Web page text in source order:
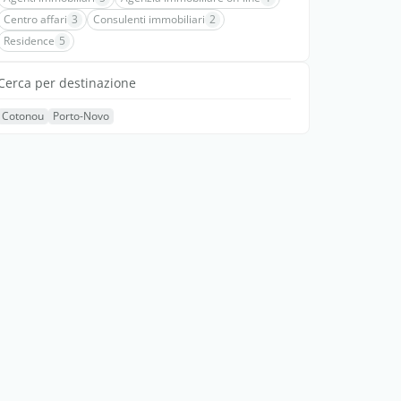
Centro affari 3 Consulenti immobiliari 2
Residence 5
per destinazione
Cotonou Porto-Novo